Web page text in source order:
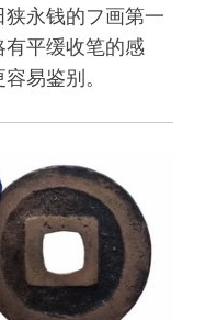
永钱的フ画第一
平缓收笔的感
易鉴别。